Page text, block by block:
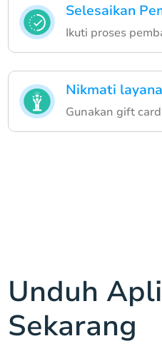
Selesaikan
Ikuti proses
Nikmati
Gunakan gift
Unduh
Sekarang